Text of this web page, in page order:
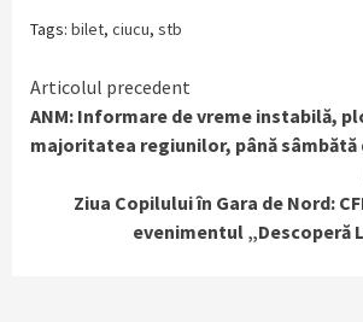
Tags: bilet, ciucu, stb
Continue
Reading
Articolul precedent
ANM: Informare de vreme instabilă,
majoritatea regiunilor, până sâmbătă
Ziua Copilului în Gara de Nord:
evenimentul „Descoperă